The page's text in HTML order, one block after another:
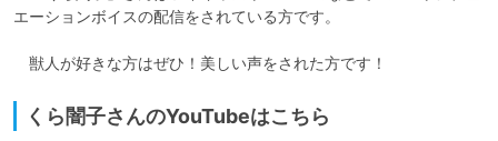
エーションボイスの配信をされている方です。
獣人が好きな方はぜひ！美しい声をされた方です！
くら闇子さんのYouTubeはこちら